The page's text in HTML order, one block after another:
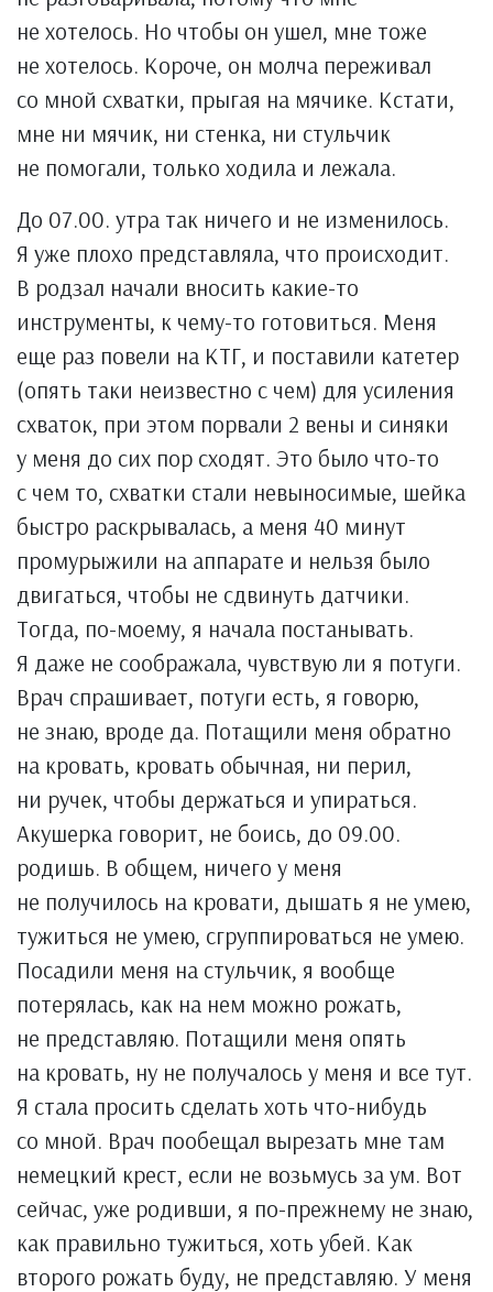
не хотелось. Но чтобы он ушел, мне тоже
не хотелось. Короче, он молча переживал
со мной схватки, прыгая на мячике. Кстати,
мне ни мячик, ни стенка, ни стульчик
не помогали, только ходила и лежала.
До 07.00. утра так ничего и не изменилось.
Я уже плохо представляла, что происходит.
В родзал начали вносить какие-то
инструменты, к чему-то готовиться. Меня
еще раз повели на КТГ, и поставили катетер
(опять таки неизвестно с чем) для усиления
схваток, при этом порвали 2 вены и синяки
у меня до сих пор сходят. Это было что-то
с чем то, схватки стали невыносимые, шейка
быстро раскрывалась, а меня 40 минут
промурыжили на аппарате и нельзя было
двигаться, чтобы не сдвинуть датчики.
Тогда, по-моему, я начала постанывать.
Я даже не соображала, чувствую ли я потуги.
Врач спрашивает, потуги есть, я говорю,
не знаю, вроде да. Потащили меня обратно
на кровать, кровать обычная, ни перил,
ни ручек, чтобы держаться и упираться.
Акушерка говорит, не боись, до 09.00.
родишь. В общем, ничего у меня
не получилось на кровати, дышать я не умею,
тужиться не умею, сгруппироваться не умею.
Посадили меня на стульчик, я вообще
потерялась, как на нем можно рожать,
не представляю. Потащили меня опять
на кровать, ну не получалось у меня и все тут.
Я стала просить сделать хоть что-нибудь
со мной. Врач пообещал вырезать мне там
немецкий крест, если не возьмусь за ум. Вот
сейчас, уже родивши, я по-прежнему не знаю,
как правильно тужиться, хоть убей. Как
второго рожать буду, не представляю. У меня